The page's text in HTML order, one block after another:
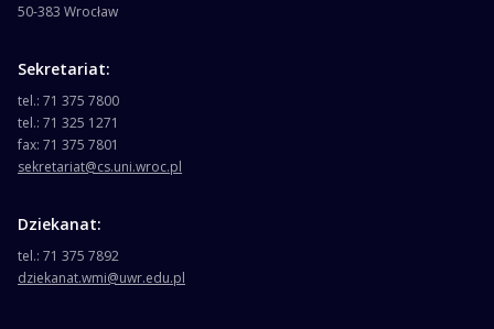
50-383 Wrocław
Sekretariat:
tel.: 71 375 7800
tel.: 71 325 1271
fax: 71 375 7801
sekretariat@cs.uni.wroc.pl
Dziekanat:
tel.: 71 375 7892
dziekanat.wmi@uwr.edu.pl